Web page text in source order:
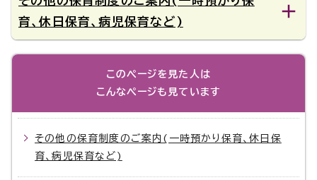
育、休日保育、病児保育など)
このページを見た人は
こんなページも見ています
その他の保育制度のご案内(一時預かり保育、休日保
育、病児保育など)